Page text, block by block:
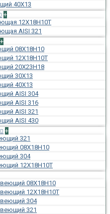
40Х13
+
12Х18Н10Т
AISI 321
+
08Х18Н10
12Х18Н10Т
20Х23Н18
30Х13
40Х13
AISI 304
AISI 316
AISI 321
AISI 430
+
321
08Х18Н10
304
12Х18Н10Т
08Х18Н10
12Х18Н10Т
304
321